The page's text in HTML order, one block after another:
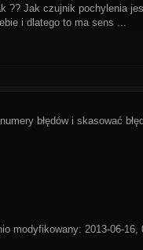
?? Jak czujnik pochylenia
i dlatego to ma sens ...
błędów i skasować
modyfikowany: 2013-06-16,